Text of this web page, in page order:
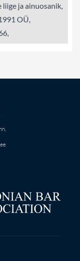
liige ja ainuosanik,
OÜ,